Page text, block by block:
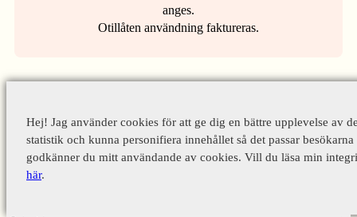
anges.
Otillåten användning faktureras.
Hej! Jag använder cookies för att ge dig en bättre upplevelse av
statistik och kunna personifiera innehållet så det passar
godkänner du mitt användande av cookies. Vill du läsa min
här.